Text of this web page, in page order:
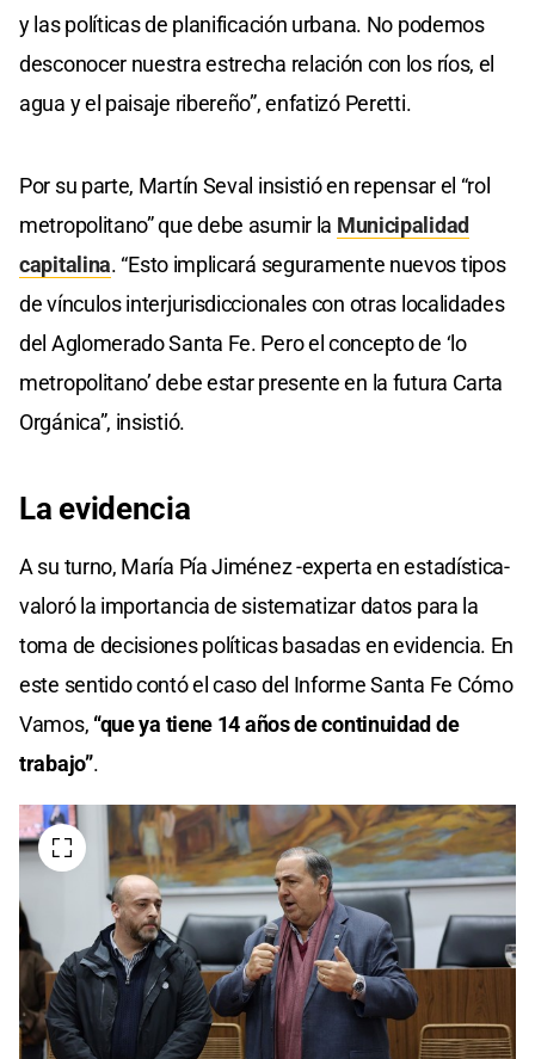
y las políticas de planificación urbana. No podemos
desconocer nuestra estrecha relación con los ríos, el
agua y el paisaje ribereño”, enfatizó Peretti.
Por su parte, Martín Seval insistió en repensar el “rol
metropolitano” que debe asumir la Municipalidad
capitalina. “Esto implicará seguramente nuevos tipos
de vínculos interjurisdiccionales con otras localidades
del Aglomerado Santa Fe. Pero el concepto de ‘lo
metropolitano’ debe estar presente en la futura Carta
Orgánica”, insistió.
La evidencia
A su turno, María Pía Jiménez -experta en estadística-
valoró la importancia de sistematizar datos para la
toma de decisiones políticas basadas en evidencia. En
este sentido contó el caso del Informe Santa Fe Cómo
Vamos, “que ya tiene 14 años de continuidad de
trabajo”.